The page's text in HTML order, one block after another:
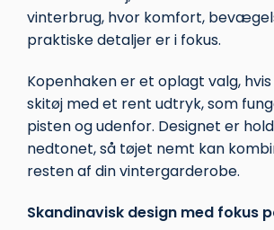
vinterbrug, hvor komfort,
praktiske detaljer er i fokus.
Kopenhaken er et oplagt valg,
skitøj med et rent udtryk, som
pisten og udenfor. Designet er
nedtonet, så tøjet nemt kan
resten af din vintergarderobe.
Skandinavisk design med fokus